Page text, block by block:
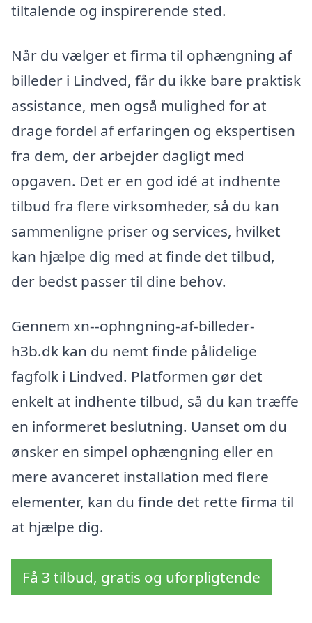
tiltalende og inspirerende sted.
Når du vælger et firma til ophængning af
billeder i Lindved, får du ikke bare praktisk
assistance, men også mulighed for at
drage fordel af erfaringen og ekspertisen
fra dem, der arbejder dagligt med
opgaven. Det er en god idé at indhente
tilbud fra flere virksomheder, så du kan
sammenligne priser og services, hvilket
kan hjælpe dig med at finde det tilbud,
der bedst passer til dine behov.
Gennem xn--ophngning-af-billeder-
h3b.dk kan du nemt finde pålidelige
fagfolk i Lindved. Platformen gør det
enkelt at indhente tilbud, så du kan træffe
en informeret beslutning. Uanset om du
ønsker en simpel ophængning eller en
mere avanceret installation med flere
elementer, kan du finde det rette firma til
at hjælpe dig.
Få 3 tilbud, gratis og uforpligtende